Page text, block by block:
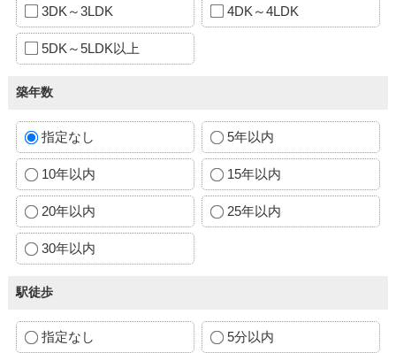
3DK～3LDK 4DK～4LDK
5DK～5LDK以上
築年数
指定なし 5年以内
10年以内 15年以内
20年以内 25年以内
30年以内
駅徒歩
指定なし 5分以内